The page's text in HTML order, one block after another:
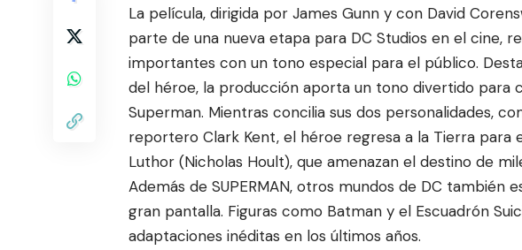
La película, dirigida por James Gunn y con David
parte de una nueva etapa para DC Studios en el cine,
importantes con un tono especial para el público.
del héroe, la producción aporta un tono divertido para
Superman. Mientras concilia sus dos personalidades,
reportero Clark Kent, el héroe regresa a la Tierra para
Luthor (Nicholas Hoult), que amenazan el destino de
Además de SUPERMAN, otros mundos de DC también
gran pantalla. Figuras como Batman y el Escuadrón
adaptaciones inéditas en los últimos años.